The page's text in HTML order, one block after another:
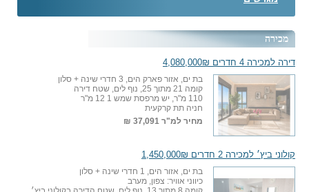
מכירה
דירה למכירה 4 חדרים 4,080,000₪
בת ים, אזור פארק הים, 3 חדרי שינה + סלון
קומה 21 מתוך 25, נוף לים, שטח דירה
110 מ"ר, יש מרפסת שמש 1 12 מ"ר
חניה תת קרקעית
מחיר למ"ר 37,091 ₪
קולוני ביץ׳ למכירה 2 חדרים 1,450,000₪
בת ים, אזור הים, 1 חדרי שינה + סלון
כיווני אוויר: צפון, מערב